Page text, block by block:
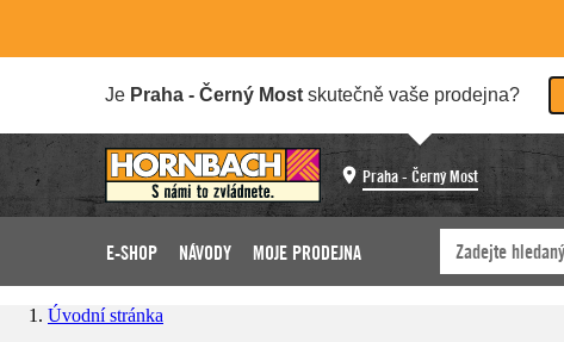
Je Praha - Černý Most skutečně vaše prodejna?
Praha - Černý Most
E-SHOP NÁVODY MOJE PRODEJNA
Úvodní stránka